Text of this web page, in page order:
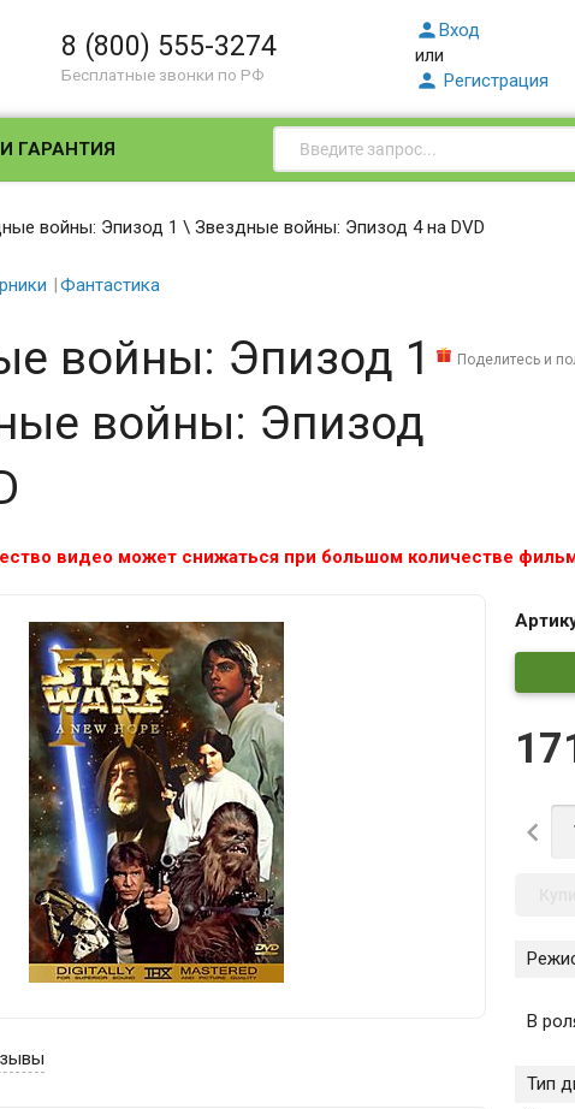
8 (800) 555-3274
Бесплатные звонки по РФ
Вход
или
 Регистрация
ГАРАНТИЯ
войны: Эпизод 1 \ Звездные войны: Эпизод 4 на DVD
Фантастика
Поделитесь и
войны: Эпизод 1
войны: Эпизод
видео может снижаться при большом количестве

В
Тип